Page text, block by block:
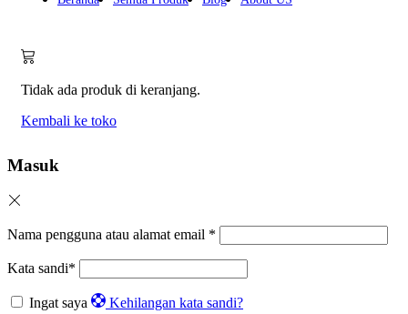
Tidak ada produk di keranjang.
Kembali ke toko
Masuk
Nama pengguna atau alamat email *
Kata sandi*
Ingat saya Kehilangan kata sandi?